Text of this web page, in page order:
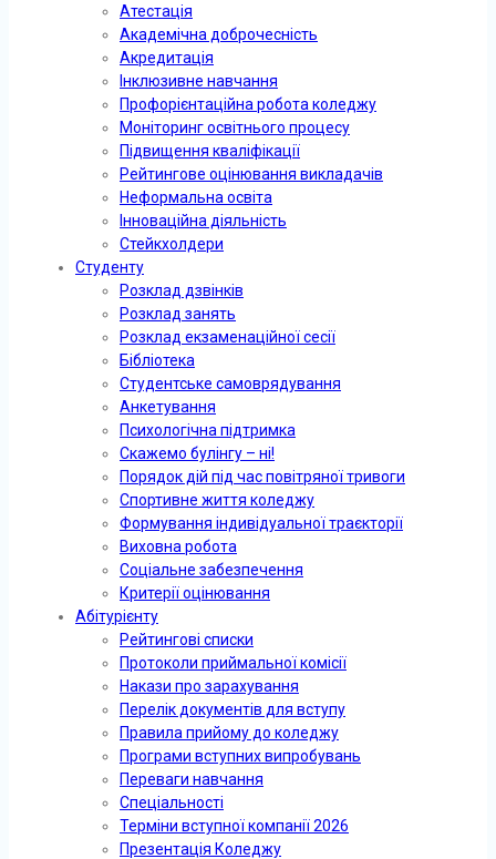
Атестація
Академічна доброчесність
Акредитація
Інклюзивне навчання
Профорієнтаційна робота коледжу
Моніторинг освітнього процесу
Підвищення кваліфікації
Рейтингове оцінювання викладачів
Неформальна освіта
Інноваційна діяльність
Стейкхолдери
Студенту
Розклад дзвінків
Розклад занять
Розклад екзаменаційної сесії
Бібліотека
Студентське самоврядування
Анкетування
Психологічна підтримка
Скажемо булінгу – ні!
Порядок дій під час повітряної тривоги
Спортивне життя коледжу
Формування індивідуальної траєкторії
Виховна робота
Соціальне забезпечення
Критерії оцінювання
Абітурієнту
Рейтингові списки
Протоколи приймальної комісії
Накази про зарахування
Перелік документів для вступу
Правила прийому до коледжу
Програми вступних випробувань
Переваги навчання
Спеціальності
Терміни вступної компанії 2026
Презентація Коледжу